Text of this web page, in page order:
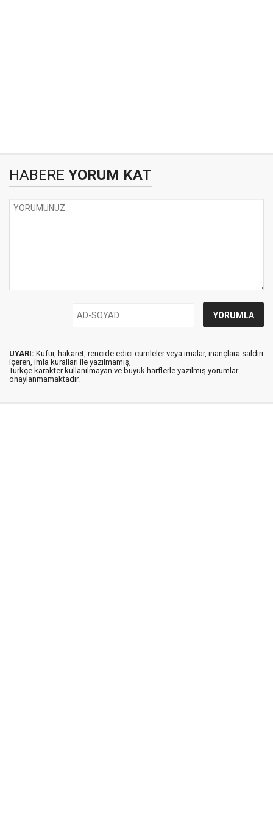
HABERE YORUM KAT
UYARI: Küfür, hakaret, rencide edici cümleler veya imalar, inançlara saldırı
içeren, imla kuralları ile yazılmamış,
Türkçe karakter kullanılmayan ve büyük harflerle yazılmış yorumlar
onaylanmamaktadır.